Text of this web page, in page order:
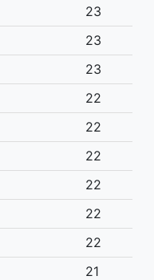
23
23
23
22
22
22
22
22
22
21